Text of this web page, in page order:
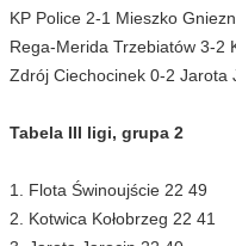
KP Police 2-1 Mieszko
Rega-Merida Trzebiatów 3-2
Zdrój Ciechocinek 0-2 Jarota
Tabela III ligi, grupa 2
1. Flota Świnoujście 22 49
2. Kotwica Kołobrzeg 22 41